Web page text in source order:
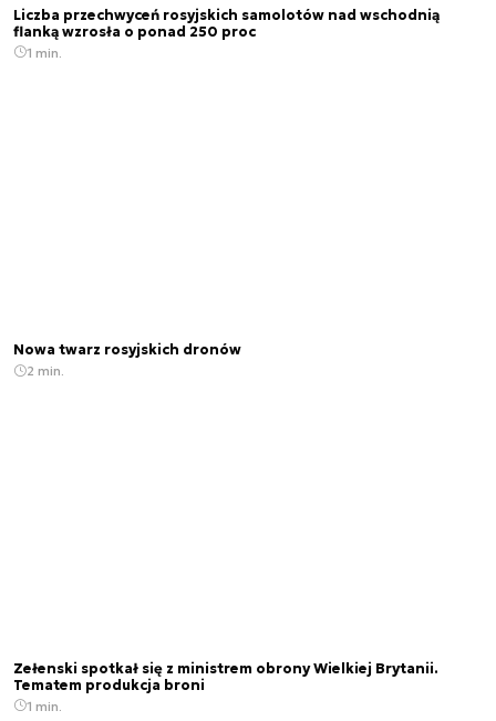
Liczba przechwyceń rosyjskich samolotów nad wschodnią
flanką wzrosła o ponad 250 proc
1 min.
Nowa twarz rosyjskich dronów
2 min.
Zełenski spotkał się z ministrem obrony Wielkiej Brytanii.
Tematem produkcja broni
1 min.